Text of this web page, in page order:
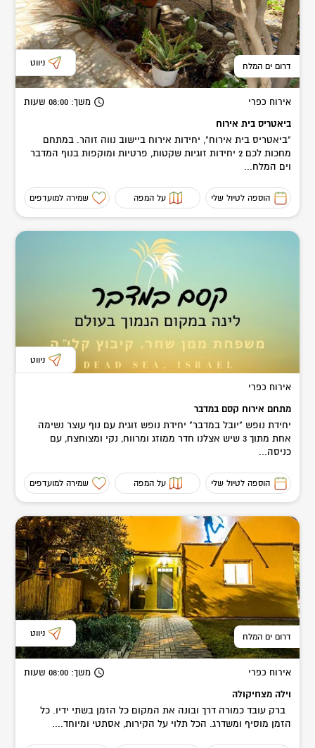
דרום ים המלח ניווט
אירוח כפרי משך: 08:00 שעות
ביאטריס בית אירוח
"ביאטריס בית אירוח", יחידות אירוח ביישוב נווה זוהר. במתחם
מחכות לכם 2 יחידות זוגיות שקטות, פרטיות ומוקפות בנוף המדבר
וים המלח...
הוספה לטיול שלי על המפה שמירה למועדפים
ניווט
אירוח כפרי
מתחם אירוח קסם במדבר
יחידת נופש "יובל במדבר" יחידת נופש זוגית עם נוף עוצר נשימה
אחת מתוך 3 שיש אצלנו חדר ממוזג ומרווח, נקי ומצוחצח, עם
כניסה...
הוספה לטיול שלי על המפה שמירה למועדפים
דרום ים המלח ניווט
אירוח כפרי משך: 08:00 שעות
וילה מצחיקולה
ברק עובד כמורה דרך ובונה את המקום כל הזמן בשתי ידיו. כל
הזמן מוסיף ומשדרג. הכל תלוי על הקירות, אסתטי ומיוחד....